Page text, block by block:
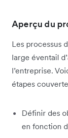
Aperçu du
Les processus
large éventail
l’entreprise.
étapes
Définir des
en fonction